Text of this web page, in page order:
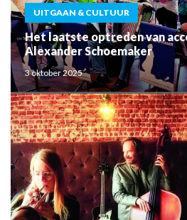
UITGAAN & CULTUUR
Het laatste optreden van
Alexander Schoemaker
3 oktober 2025